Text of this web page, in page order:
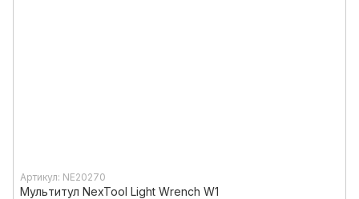
Артикул: NE20270
Мультитул NexTool Light Wrench W1